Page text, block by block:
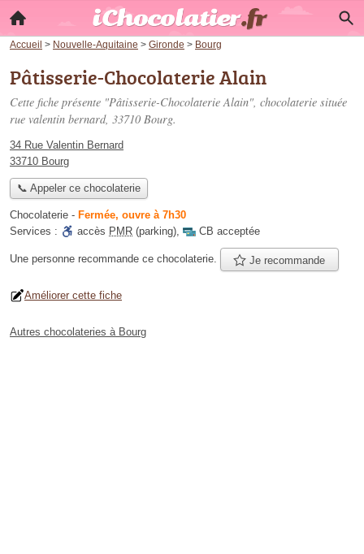
Accueil > Nouvelle-Aquitaine > Gironde > Bourg
Pâtisserie-Chocolaterie Alain
Cette fiche présente "Pâtisserie-Chocolaterie Alain", chocolaterie située
rue valentin bernard, 33710 Bourg.
34 Rue Valentin Bernard
33710 Bourg
📞 Appeler ce chocolaterie
Chocolaterie - Fermée, ouvre à 7h30
Services :
accès PMR (parking), CB acceptée
Une personne recommande ce chocolaterie. Je recommande
Améliorer cette fiche
Autres chocolateries à Bourg